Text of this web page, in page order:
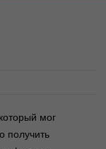
мог
получить